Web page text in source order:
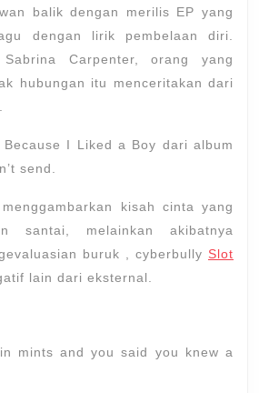
balik dengan merilis EP yang
dengan lirik pembelaan diri.
Carpenter, orang yang
hubungan itu menceritakan dari
I Liked a Boy dari album
send.
kisah cinta yang
santai, melainkan akibatnya
buruk , cyberbully Slot
lain dari eksternal.
mints and you said you knew a